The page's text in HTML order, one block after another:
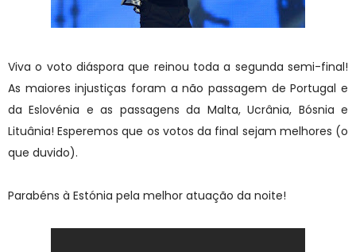
Viva o voto diáspora que reinou toda a segunda semi-final!
As maiores injustiças foram a não passagem de Portugal e
da Eslovénia e as passagens da Malta, Ucrânia, Bósnia e
Lituânia! Esperemos que os votos da final sejam melhores (o
que duvido).
Parabéns à Estónia pela melhor atuação da noite!